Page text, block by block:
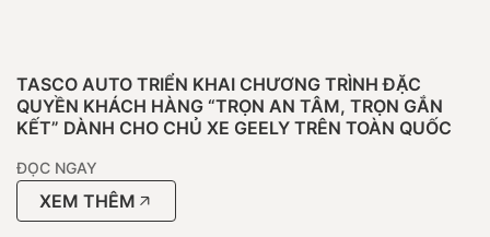
TASCO AUTO TRIỂN KHAI CHƯƠNG TRÌNH ĐẶC
QUYỀN KHÁCH HÀNG “TRỌN AN TÂM, TRỌN GẮN
KẾT” DÀNH CHO CHỦ XE GEELY TRÊN TOÀN QUỐC
ĐỌC NGAY
XEM THÊM